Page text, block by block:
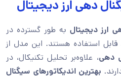
دهی ارز‌ دیجیتال
ارز‌ دیجیتال به طور گسترده در
قابل استفاده هستند. این مدل از
دهی، علاوه‌بر تحلیل تکنیکال، در
بهترین اندیکاتورهای سیگنال